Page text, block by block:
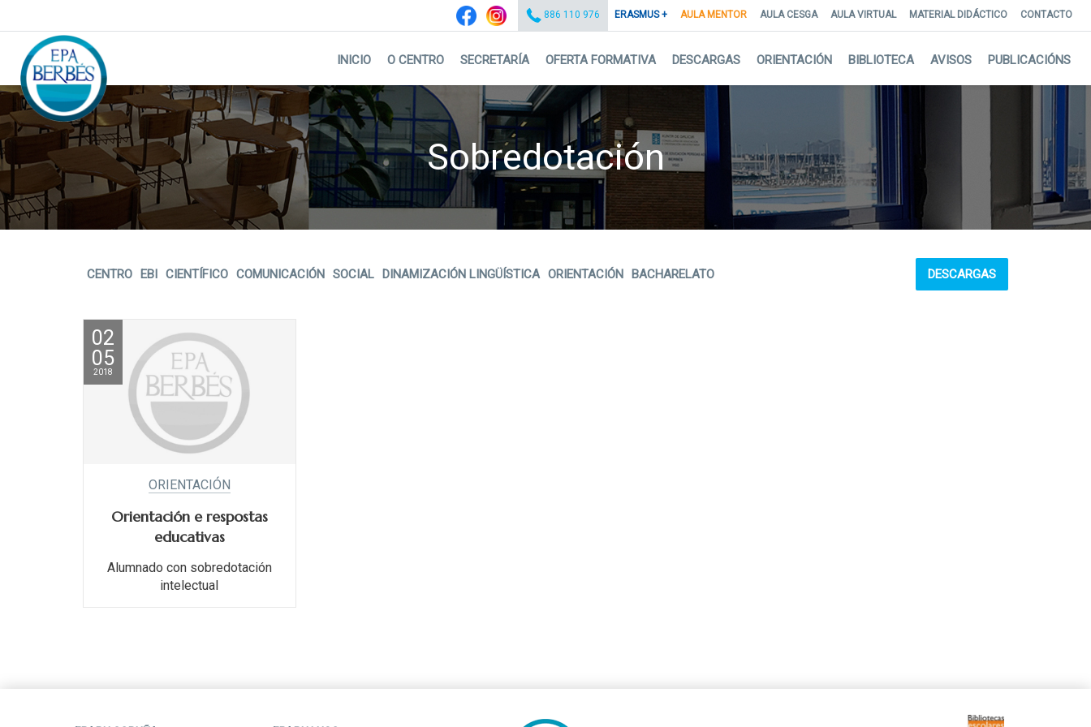
content
CONTACTO
MATERIAL DIDÁCTICO
AULA VIRTUAL
AULA CESGA
AULA MENTOR
ERASMUS +
886 110 976
INICIO O CENTRO SECRETARÍA OFERTA FORMATIVA DESCARGAS ORIENTACIÓN BIBLIOTECA AVISOS PUBLICACIÓNS
Sobredotación
CENTRO EBI CIENTÍFICO COMUNICACIÓN SOCIAL DINAMIZACIÓN LINGÜÍSTICA ORIENTACIÓN BACHARELATO DESCARGAS
02
05
2018
ORIENTACIÓN
Orientación e respostas
educativas
Alumnado con sobredotación
intelectual